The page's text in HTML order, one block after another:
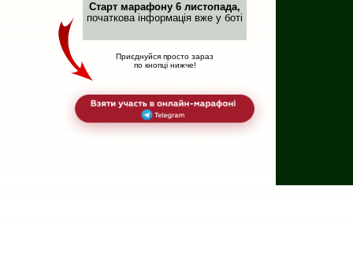
Приєднуйся просто зараз
по кнопці нижче!
Старт марафону 6 листопада,
початкова інформація вже у боті